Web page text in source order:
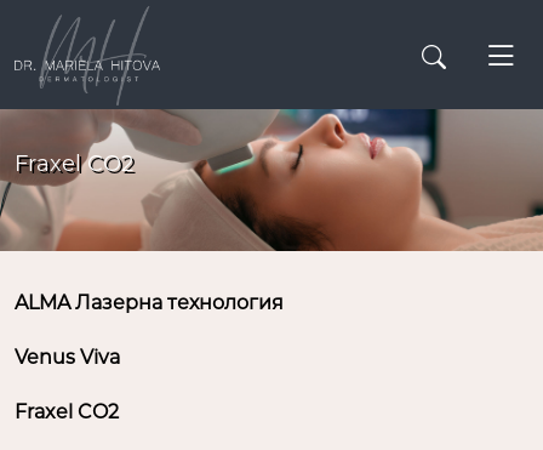
Fraxel CO2
ALMA Лазерна технология
Venus Viva
Fraxel CO2